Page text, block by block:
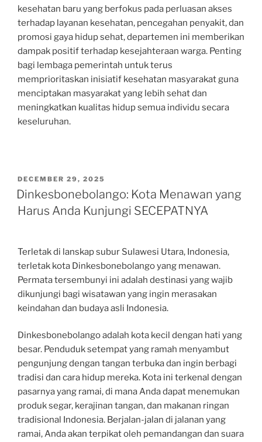
kesehatan baru yang berfokus pada perluasan akses
terhadap layanan kesehatan, pencegahan penyakit, dan
promosi gaya hidup sehat, departemen ini memberikan
dampak positif terhadap kesejahteraan warga. Penting
bagi lembaga pemerintah untuk terus
memprioritaskan inisiatif kesehatan masyarakat guna
menciptakan masyarakat yang lebih sehat dan
meningkatkan kualitas hidup semua individu secara
keseluruhan.
POSTED
ON
DECEMBER 29, 2025
Dinkesbonebolango: Kota Menawan yang
Harus Anda Kunjungi SECEPATNYA
Terletak di lanskap subur Sulawesi Utara, Indonesia,
terletak kota Dinkesbonebolango yang menawan.
Permata tersembunyi ini adalah destinasi yang wajib
dikunjungi bagi wisatawan yang ingin merasakan
keindahan dan budaya asli Indonesia.
Dinkesbonebolango adalah kota kecil dengan hati yang
besar. Penduduk setempat yang ramah menyambut
pengunjung dengan tangan terbuka dan ingin berbagi
tradisi dan cara hidup mereka. Kota ini terkenal dengan
pasarnya yang ramai, di mana Anda dapat menemukan
produk segar, kerajinan tangan, dan makanan ringan
tradisional Indonesia. Berjalan-jalan di jalanan yang
ramai, Anda akan terpikat oleh pemandangan dan suara